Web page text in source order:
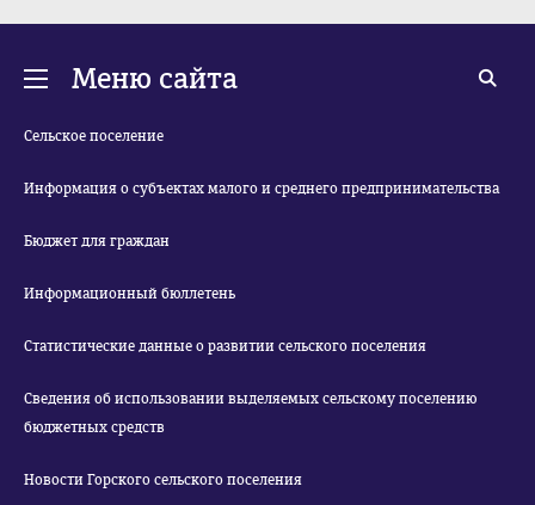
Меню сайта
Сельское поселение
Информация о субъектах малого и среднего предпринимательства
Бюджет для граждан
Информационный бюллетень
Статистические данные о развитии сельского поселения
Сведения об использовании выделяемых сельскому поселению
бюджетных средств
Новости Горского сельского поселения